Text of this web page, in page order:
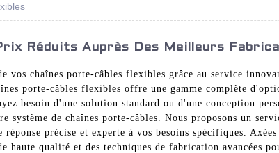
Réduits Auprès Des Meilleurs
vos chaînes porte-câbles flexibles grâce au service
porte-câbles flexibles offre une gamme complète
besoin d'une solution standard ou d'une conception
de chaînes porte-câbles. Nous proposons un
précise et experte à vos besoins spécifiques.
haute qualité et des techniques de fabrication avancées